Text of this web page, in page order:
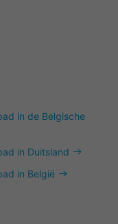
in de Belgische
in Duitsland
in België